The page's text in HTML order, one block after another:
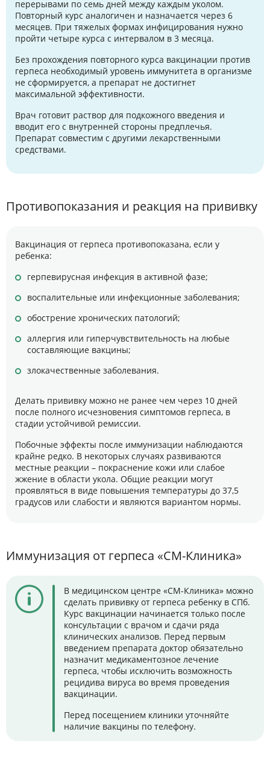
перерывами по семь дней между каждым уколом.
Повторный курс аналогичен и назначается через 6
месяцев. При тяжелых формах инфицирования нужно
пройти четыре курса с интервалом в 3 месяца.
Без прохождения повторного курса вакцинации против
герпеса необходимый уровень иммунитета в организме
не сформируется, а препарат не достигнет
максимальной эффективности.
Врач готовит раствор для подкожного введения и
вводит его с внутренней стороны предплечья.
Препарат совместим с другими лекарственными
средствами.
Противопоказания и реакция на прививку
Вакцинация от герпеса противопоказана, если у
ребенка:
герпевирусная инфекция в активной фазе;
воспалительные или инфекционные заболевания;
обострение хронических патологий;
аллергия или гиперчувствительность на любые
составляющие вакцины;
злокачественные заболевания.
Делать прививку можно не ранее чем через 10 дней
после полного исчезновения симптомов герпеса, в
стадии устойчивой ремиссии.
Побочные эффекты после иммунизации наблюдаются
крайне редко. В некоторых случаях развиваются
местные реакции – покраснение кожи или слабое
жжение в области укола. Общие реакции могут
проявляться в виде повышения температуры до 37,5
градусов или слабости и являются вариантом нормы.
Иммунизация от герпеса «СМ-Клиника»
В медицинском центре «СМ-Клиника» можно
сделать прививку от герпеса ребенку в СПб.
Курс вакцинации начинается только после
консультации с врачом и сдачи ряда
клинических анализов. Перед первым
введением препарата доктор обязательно
назначит медикаментозное лечение
герпеса, чтобы исключить возможность
рецидива вируса во время проведения
вакцинации.
Перед посещением клиники уточняйте
наличие вакцины по телефону.